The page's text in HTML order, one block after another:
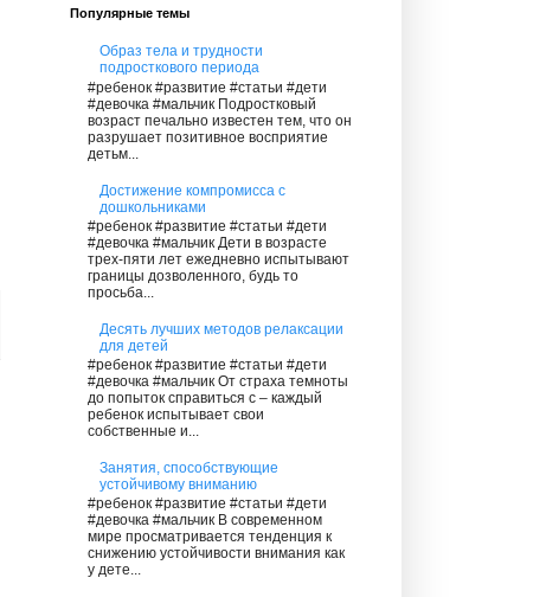
Популярные темы
Образ тела и трудности
подросткового периода
#ребенок #развитие #статьи #дети
#девочка #мальчик Подростковый
возраст печально известен тем, что он
разрушает позитивное восприятие
детьм...
Достижение компромисса с
дошкольниками
#ребенок #развитие #статьи #дети
#девочка #мальчик Дети в возрасте
трех-пяти лет ежедневно испытывают
границы дозволенного, будь то
просьба...
Десять лучших методов релаксации
для детей
#ребенок #развитие #статьи #дети
#девочка #мальчик От страха темноты
до попыток справиться с – каждый
ребенок испытывает свои
собственные и...
Занятия, способствующие
устойчивому вниманию
#ребенок #развитие #статьи #дети
#девочка #мальчик В современном
мире просматривается тенденция к
снижению устойчивости внимания как
у дете...